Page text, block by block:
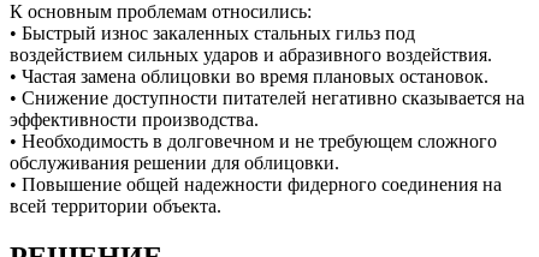
К основным проблемам относились:
• Быстрый износ закаленных стальных гильз под
воздействием сильных ударов и абразивного воздействия.
• Частая замена облицовки во время плановых остановок.
• Снижение доступности питателей негативно сказывается на
эффективности производства.
• Необходимость в долговечном и не требующем сложного
обслуживания решении для облицовки.
• Повышение общей надежности фидерного соединения на
всей территории объекта.